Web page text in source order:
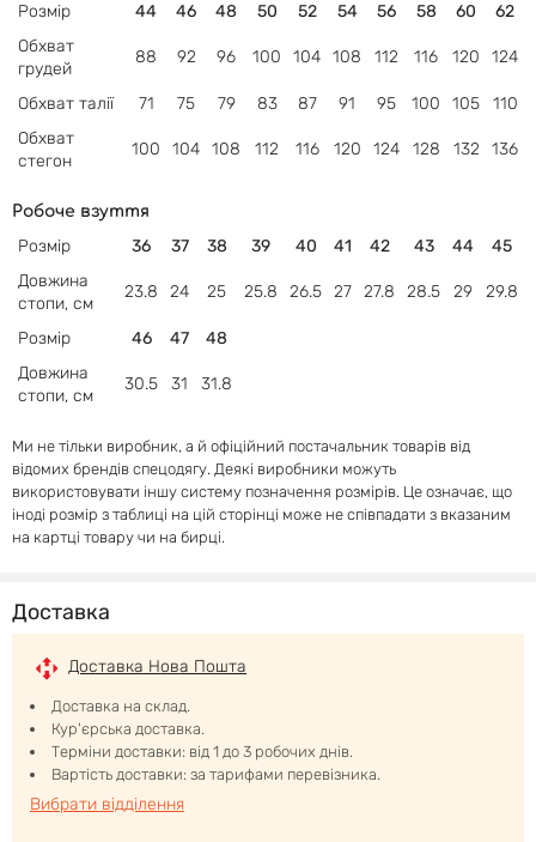
Розмір 44 46 48 50 52 54 56 58 60
62
Обхват
грудей
88 92 96 100 104 108 112 116 120 124
Обхват талії 71 75 79 83 87 91 95 100 105
110
Обхват
стегон
100 104 108 112 116 120 124 128 132 136
Робоче взуття
Розмір 36 37 38 39 40 41 42 43 44
45
Довжина
стопи, см
23.8 24 25 25.8 26.5 27 27.8 28.5 29 29.8
Розмір 46 47
48
Довжина
стопи, см
30.5 31 31.8
Ми не тільки виробник, а й офіційний постачальник товарів від
відомих брендів спецодягу. Деякі виробники можуть
використовувати іншу систему позначення розмірів. Це означає, що
іноді розмір з таблиці на цій сторінці може не співпадати з вказаним
на картці товару чи на бирці.
Доставка
Доставка Нова Пошта
Доставка на склад.
Кур'єрська доставка.
Терміни доставки: від 1 до 3 робочих днів.
Вартість доставки: за тарифами перевізника.
Вибрати відділення